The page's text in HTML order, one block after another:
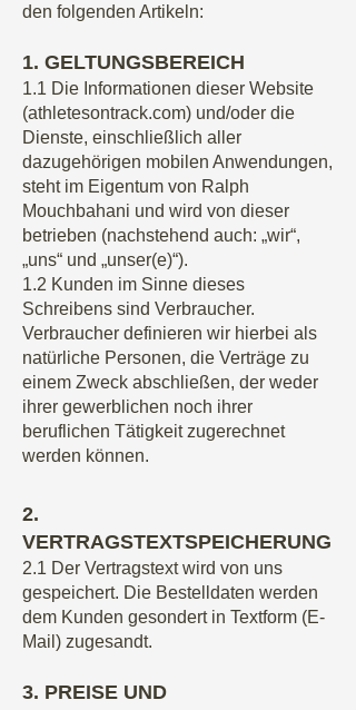
den folgenden Artikeln:
1. GELTUNGSBEREICH
1.1 Die Informationen dieser Website
(athletesontrack.com) und/oder die
Dienste, einschließlich aller
dazugehörigen mobilen Anwendungen,
steht im Eigentum von Ralph
Mouchbahani und wird von dieser
betrieben (nachstehend auch: „wir“,
„uns“ und „unser(e)“).
1.2 Kunden im Sinne dieses
Schreibens sind Verbraucher.
Verbraucher definieren wir hierbei als
natürliche Personen, die Verträge zu
einem Zweck abschließen, der weder
ihrer gewerblichen noch ihrer
beruflichen Tätigkeit zugerechnet
werden können.
2.
VERTRAGSTEXTSPEICHERUNG
2.1 Der Vertragstext wird von uns
gespeichert. Die Bestelldaten werden
dem Kunden gesondert in Textform (E-
Mail) zugesandt.
3. PREISE UND